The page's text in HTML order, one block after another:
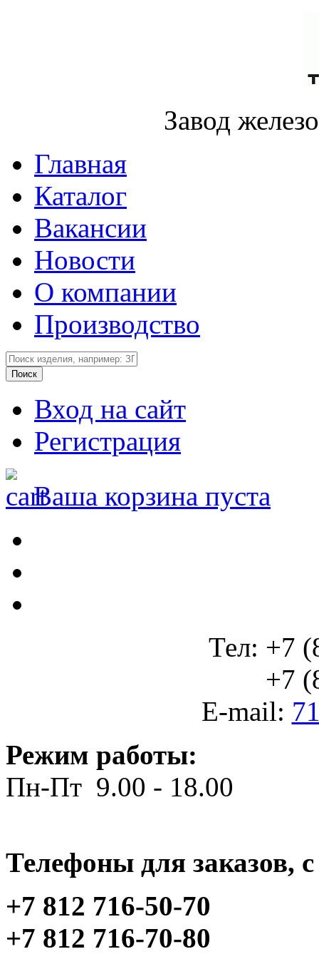
Завод
Главная
Каталог
Вакансии
Новости
О компании
Производство
Вход на сайт
Регистрация
Ваша корзина пуста
Тел: +7
+7
E-mail:
Режим работы:
Пн-Пт 9.00 - 18.00
Телефоны для заказов,
+7 812 716-50-70
+7 812 716-70-80